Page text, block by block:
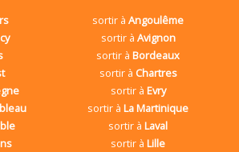
sortir àAngoulême
sortir à Avignon
sortir àBordeaux
sortir à Chartres
sortir à Evry
sortir àLa Martinique
sortir àLaval
sortir àLille